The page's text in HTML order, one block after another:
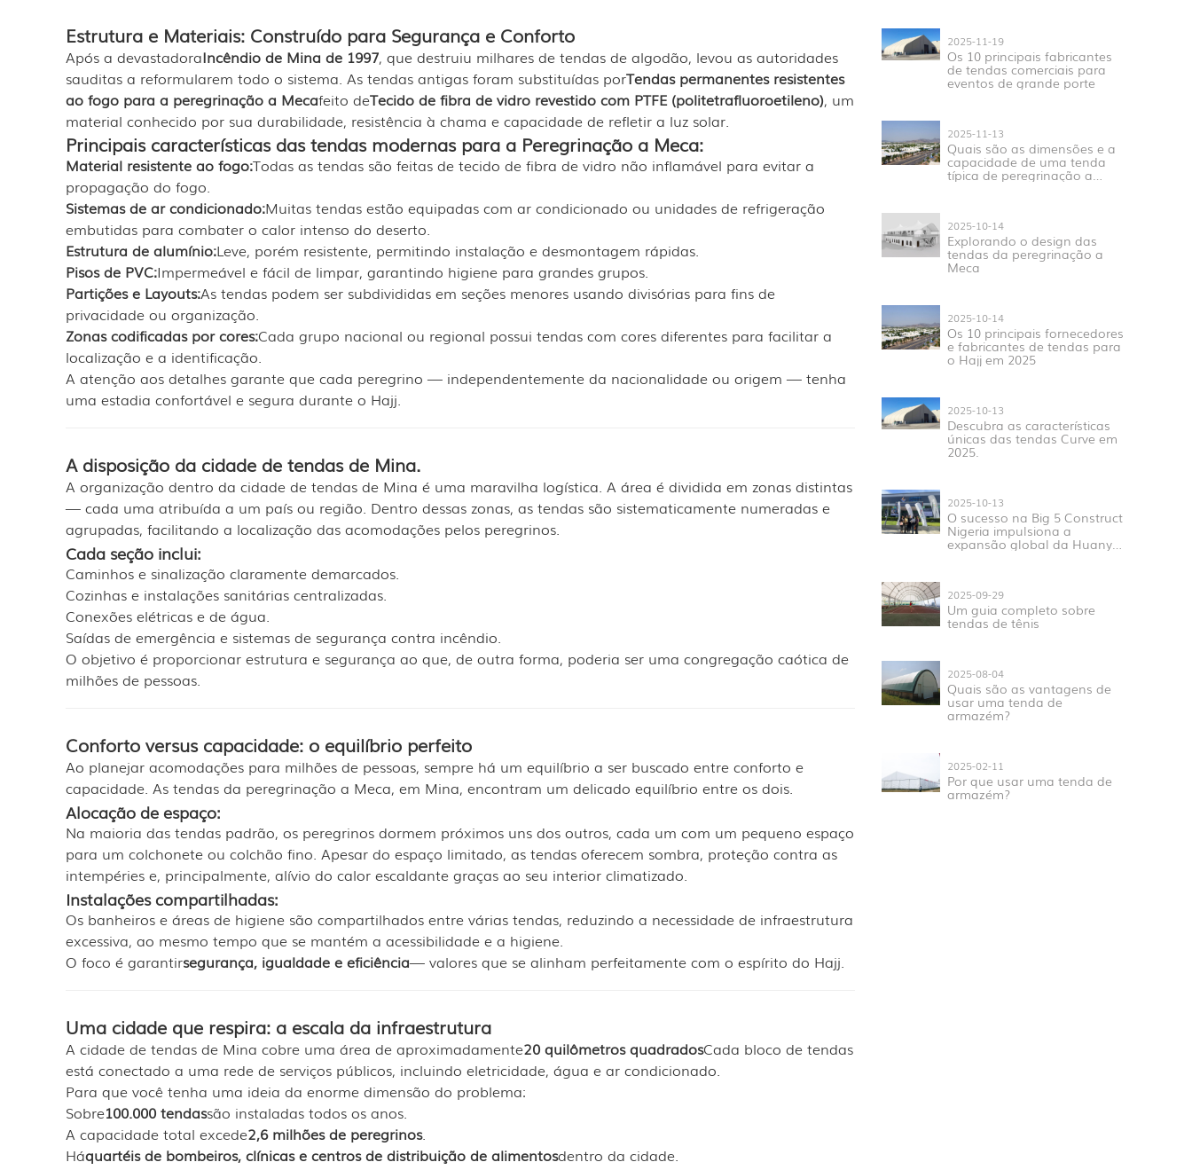
2025-11-19
Os 10 principais fabricantes
de tendas comerciais para
eventos de grande porte
2025-11-13
Quais são as dimensões e a
capacidade de uma tenda
típica de peregrinação a
2025-10-14
Explorando o design das
tendas da peregrinação a
Meca
2025-10-14
Os 10 principais fornecedores
e fabricantes de tendas para
o Hajj em 2025
2025-10-13
Descubra as características
únicas das tendas Curve em
2025.
2025-10-13
O sucesso na Big 5 Construct
Nigeria impulsiona a
expansão global da Huanyu
2025-09-29
Um guia completo sobre
tendas de tênis
2025-08-04
Quais são as vantagens de
usar uma tenda de
armazém?
2025-02-11
Por que usar uma tenda de
armazém?
Estrutura e Materiais: Construído para Segurança e Conforto
Após a devastadoraIncêndio de Mina de 1997, que destruiu milhares de tendas de algodão, levou as autoridades
sauditas a reformularem todo o sistema. As tendas antigas foram substituídas porTendas permanentes resistentes
ao fogo para a peregrinação a Mecafeito deTecido de fibra de vidro revestido com PTFE (politetrafluoroetileno), um
material conhecido por sua durabilidade, resistência à chama e capacidade de refletir a luz solar.
Principais características das tendas modernas para a Peregrinação a Meca:
Material resistente ao fogo:Todas as tendas são feitas de tecido de fibra de vidro não inflamável para evitar a
propagação do fogo.
Sistemas de ar condicionado:Muitas tendas estão equipadas com ar condicionado ou unidades de refrigeração
embutidas para combater o calor intenso do deserto.
Estrutura de alumínio:Leve, porém resistente, permitindo instalação e desmontagem rápidas.
Pisos de PVC:Impermeável e fácil de limpar, garantindo higiene para grandes grupos.
Partições e Layouts:As tendas podem ser subdivididas em seções menores usando divisórias para fins de
privacidade ou organização.
Zonas codificadas por cores:Cada grupo nacional ou regional possui tendas com cores diferentes para facilitar a
localização e a identificação.
A atenção aos detalhes garante que cada peregrino — independentemente da nacionalidade ou origem — tenha
uma estadia confortável e segura durante o Hajj.
A disposição da cidade de tendas de Mina.
A organização dentro da cidade de tendas de Mina é uma maravilha logística. A área é dividida em zonas distintas
— cada uma atribuída a um país ou região. Dentro dessas zonas, as tendas são sistematicamente numeradas e
agrupadas, facilitando a localização das acomodações pelos peregrinos.
Cada seção inclui:
Caminhos e sinalização claramente demarcados.
Cozinhas e instalações sanitárias centralizadas.
Conexões elétricas e de água.
Saídas de emergência e sistemas de segurança contra incêndio.
O objetivo é proporcionar estrutura e segurança ao que, de outra forma, poderia ser uma congregação caótica de
milhões de pessoas.
Conforto versus capacidade: o equilíbrio perfeito
Ao planejar acomodações para milhões de pessoas, sempre há um equilíbrio a ser buscado entre conforto e
capacidade. As tendas da peregrinação a Meca, em Mina, encontram um delicado equilíbrio entre os dois.
Alocação de espaço:
Na maioria das tendas padrão, os peregrinos dormem próximos uns dos outros, cada um com um pequeno espaço
para um colchonete ou colchão fino. Apesar do espaço limitado, as tendas oferecem sombra, proteção contra as
intempéries e, principalmente, alívio do calor escaldante graças ao seu interior climatizado.
Instalações compartilhadas:
Os banheiros e áreas de higiene são compartilhados entre várias tendas, reduzindo a necessidade de infraestrutura
excessiva, ao mesmo tempo que se mantém a acessibilidade e a higiene.
O foco é garantirsegurança, igualdade e eficiência— valores que se alinham perfeitamente com o espírito do Hajj.
Uma cidade que respira: a escala da infraestrutura
A cidade de tendas de Mina cobre uma área de aproximadamente20 quilômetros quadradosCada bloco de tendas
está conectado a uma rede de serviços públicos, incluindo eletricidade, água e ar condicionado.
Para que você tenha uma ideia da enorme dimensão do problema:
Sobre100.000 tendassão instaladas todos os anos.
A capacidade total excede2,6 milhões de peregrinos.
Háquartéis de bombeiros, clínicas e centros de distribuição de alimentosdentro da cidade.